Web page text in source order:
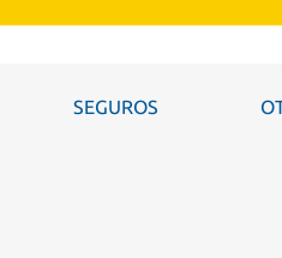
SEGUROS